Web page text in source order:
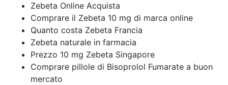
Zebeta Online Acquista
Comprare il Zebeta 10 mg di marca online
Quanto costa Zebeta Francia
Zebeta naturale in farmacia
Prezzo 10 mg Zebeta Singapore
Comprare pillole di Bisoprolol Fumarate a buon
mercato